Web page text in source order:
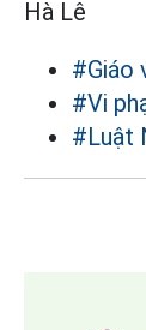
Hà Lê
#Giáo
#Vi
#Luật